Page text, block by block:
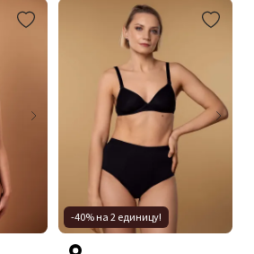
-40% на 2 единицу!